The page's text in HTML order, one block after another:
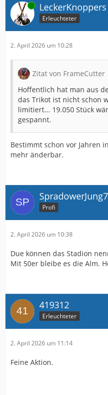
Online LeckerKnoppers
Erleuchteter
2. April 2026 um 10:28
Zitat von FrameCutter
Hoffentlich hat man aus
das Trikot ist nicht schon
limitiert... 19.050 Stück
gespannt.
Bestimmt schon vor Jahren
mehr änderbar.
Profi
2. April 2026 um 10:38
Due können das Stadion
Mit 50er bleibe es die Alm.
419312
Erleuchteter
2. April 2026 um 11:14
Feine Aktion.